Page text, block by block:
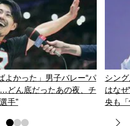
よかった」男子バレー“パ
どん底だったあの夜、チ
手”
シン
はな
央も